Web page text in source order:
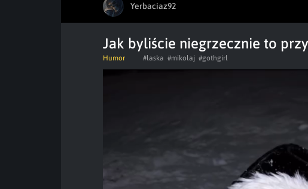
Yerbaciaz92
Jak byliście niegrzecznie to
Humor #laska #mikolaj #gothgirl